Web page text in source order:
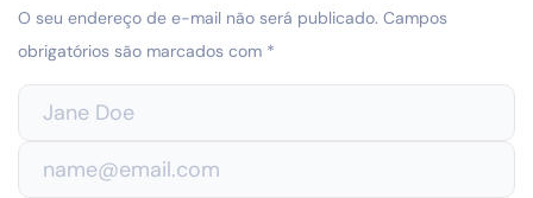
O seu endereço de e-mail não será publicado. Campos
obrigatórios são marcados com *